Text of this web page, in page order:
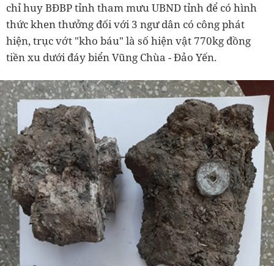
chỉ huy BĐBP tỉnh tham mưu UBND tỉnh để có hình
thức khen thưởng đối với 3 ngư dân có công phát
hiện, trục vớt "kho báu" là số hiện vật 770kg đồng
tiền xu dưới đáy biển Vũng Chùa - Đảo Yến.